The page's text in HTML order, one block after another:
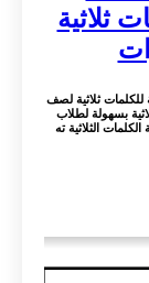
ثلاثية
للكلمات ثلاثية لصف
بسهولة لطلاب
الثلاثية ته